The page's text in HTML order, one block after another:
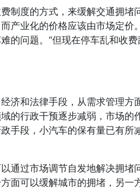
制度的方式，来缓解交通拥
产业化的价格应该由市场定
的问题。“但现在停车乱和收
济和法律手段，从需求管理
的行政干预逐步减弱，市场
手段，小汽车的保有量已有
通过市场调节自发地解决拥
面可以缓解城市的拥堵，另